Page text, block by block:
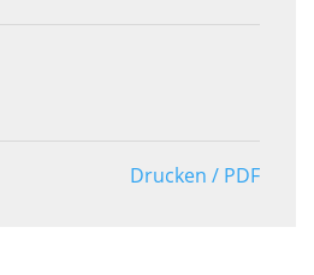
Drucken / PDF